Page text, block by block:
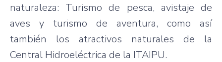
naturaleza: Turismo de pesca, avistaje de
aves y turismo de aventura, como así
también los atractivos naturales de la
Central Hidroeléctrica de la ITAIPU.